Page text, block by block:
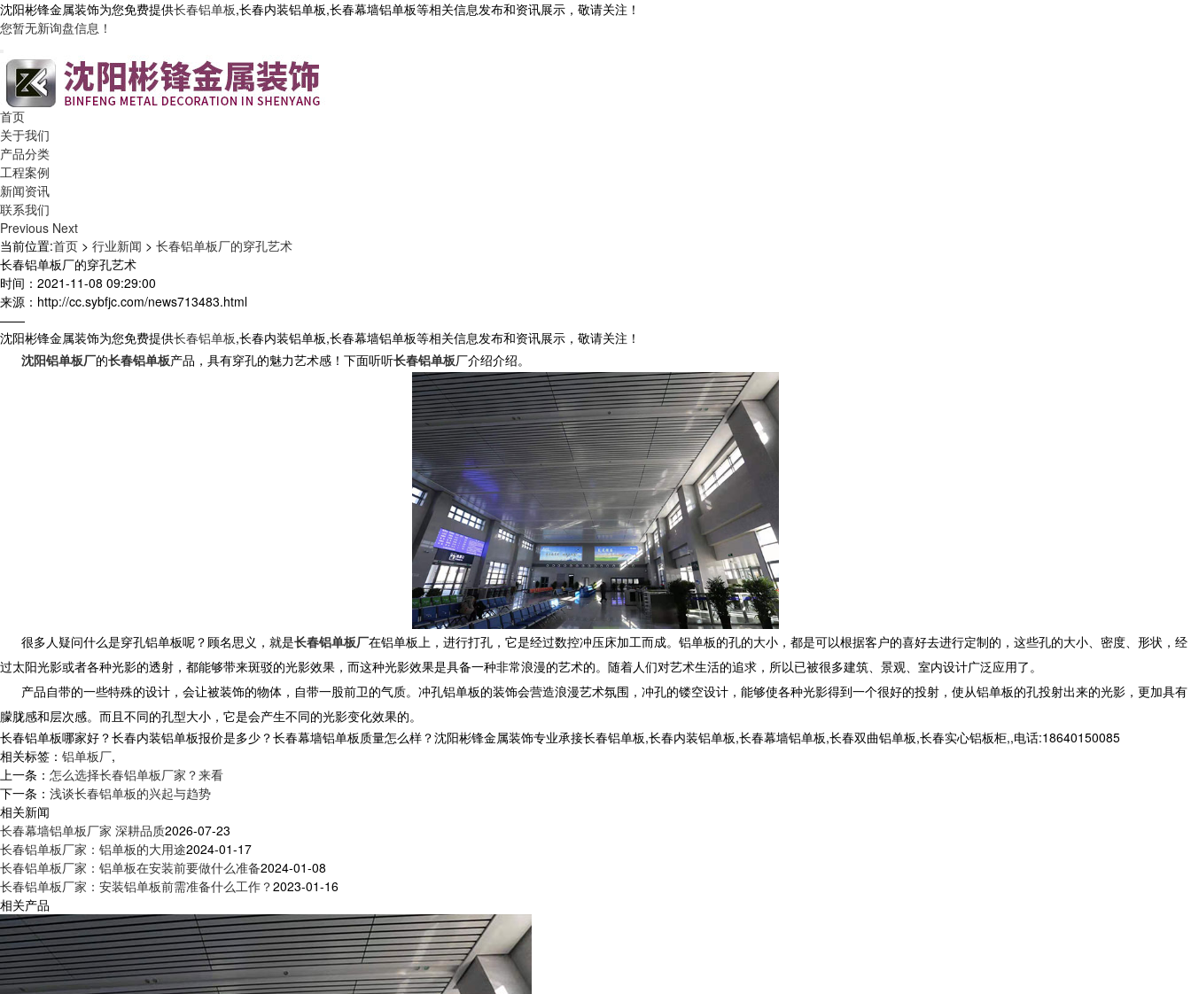
沈阳彬锋金属装饰为您免费提供长春铝单板,长春内装铝单板,长春幕墙铝单板等相关信息发布和资讯展示，敬请关注！
您暂无新询盘信息！
首页
关于我们
产品分类
工程案例
新闻资讯
联系我们
Previous Next
当前位置:首页 > 行业新闻 > 长春铝单板厂的穿孔艺术
长春铝单板厂的穿孔艺术
时间：2021-11-08 09:29:00
来源：http://cc.sybfjc.com/news713483.html
——
沈阳彬锋金属装饰为您免费提供长春铝单板,长春内装铝单板,长春幕墙铝单板等相关信息发布和资讯展示，敬请关注！
沈阳铝单板厂的长春铝单板产品，具有穿孔的魅力艺术感！下面听听长春铝单板厂介绍介绍。
很多人疑问什么是穿孔铝单板呢？顾名思义，就是长春铝单板厂在铝单板上，进行打孔，它是经过数控冲压床加工而成。铝单板的孔的大小，都是可以根据客户的喜好去进行定制的，这些孔的大小、密度、形状，经
过太阳光影或者各种光影的透射，都能够带来斑驳的光影效果，而这种光影效果是具备一种非常浪漫的艺术的。随着人们对艺术生活的追求，所以已被很多建筑、景观、室内设计广泛应用了。
产品自带的一些特殊的设计，会让被装饰的物体，自带一股前卫的气质。冲孔铝单板的装饰会营造浪漫艺术氛围，冲孔的镂空设计，能够使各种光影得到一个很好的投射，使从铝单板的孔投射出来的光影，更加具有
朦胧感和层次感。而且不同的孔型大小，它是会产生不同的光影变化效果的。
长春铝单板哪家好？长春内装铝单板报价是多少？长春幕墙铝单板质量怎么样？沈阳彬锋金属装饰专业承接长春铝单板,长春内装铝单板,长春幕墙铝单板,长春双曲铝单板,长春实心铝板柜,,电话:18640150085
相关标签： 铝单板厂,
上一条： 怎么选择长春铝单板厂家？来看
下一条： 浅谈长春铝单板的兴起与趋势
相关新闻
长春幕墙铝单板厂家 深耕品质2026-07-23
长春铝单板厂家：铝单板的大用途2024-01-17
长春铝单板厂家：铝单板在安装前要做什么准备2024-01-08
长春铝单板厂家：安装铝单板前需准备什么工作？2023-01-16
相关产品